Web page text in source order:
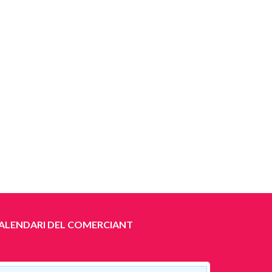
DEL COMERCIANT